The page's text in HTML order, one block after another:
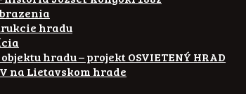
hradu
hradu – projekt OSVIETENÝ HRAD
na Lietavskom hrade